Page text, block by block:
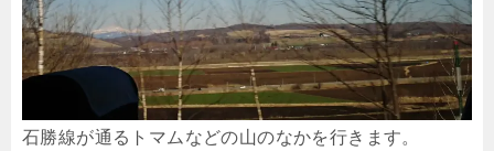
石勝線が通るトマムなどの山のなかを行きます。